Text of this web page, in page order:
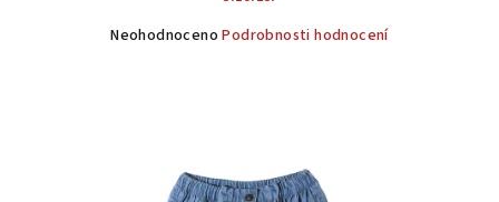
Průměrné
hvězdiček.
Neohodnoceno Podrobnosti hodnocení